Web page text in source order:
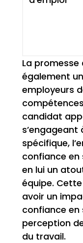
La promesse
également
employeurs
candidat
s’engageant
spécifique,
confiance en
en lui un
équipe.
avoir un
confiance
perception
du travail.